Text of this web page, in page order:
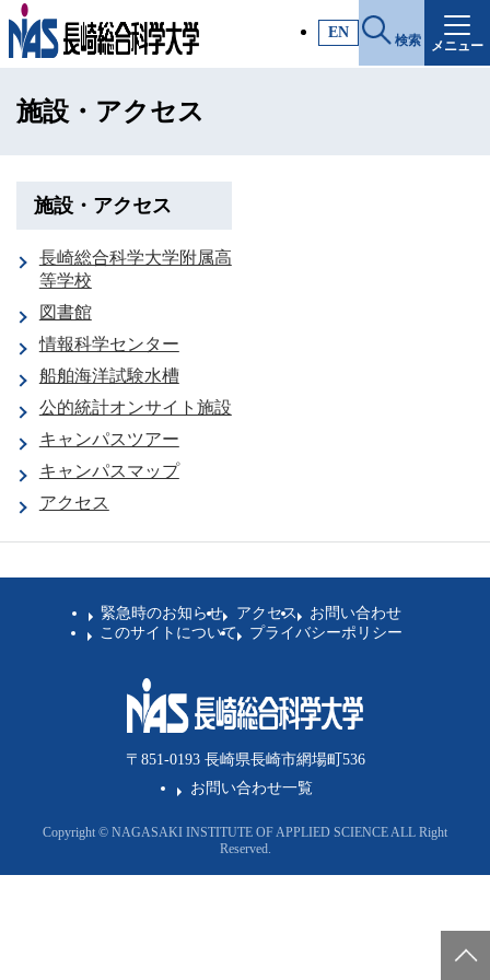
EN 検索 メニュー
施設・アクセス
入試情報
各種証明書
受験生・高校教員の方
企業の方
お問い合わせ
緊急時のお知らせ
このサイトについて
プライバシーポリシー
施設・アクセス
施設・アクセス
長崎総合科学大学附属高
等学校
図書館
情報科学センター
船舶海洋試験水槽
公的統計オンサイト施設
キャンパスツアー
キャンパスマップ
アクセス
緊急時のお知らせ アクセス
お問い合わせ
このサイトについて
プライバシーポリシー
〒851-0193 長崎県長崎市網場町536
お問い合わせ一覧
Copyright © NAGASAKI INSTITUTE OF APPLIED SCIENCE ALL Right
Reserved.